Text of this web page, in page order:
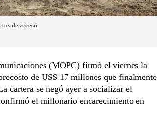
de acceso.
(MOPC) firmó el viernes la
de US$ 17 millones que finalmente
cartera se negó ayer a socializar el
el millonario encarecimiento en